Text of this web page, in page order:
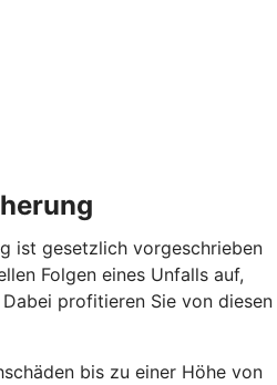
ist gesetzlich vorgeschrieben
Folgen eines Unfalls auf,
profitieren Sie von diesen
bis zu einer Höhe von